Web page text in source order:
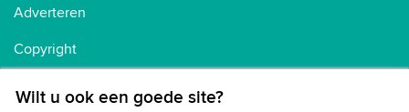
Adverteren
Copyright
Wilt u ook een goede site?